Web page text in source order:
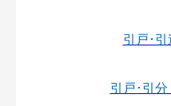
引戸･
引戸･引